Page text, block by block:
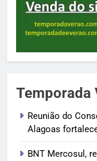
Temporada
Reunião do
Alagoas
BNT Mercosul,